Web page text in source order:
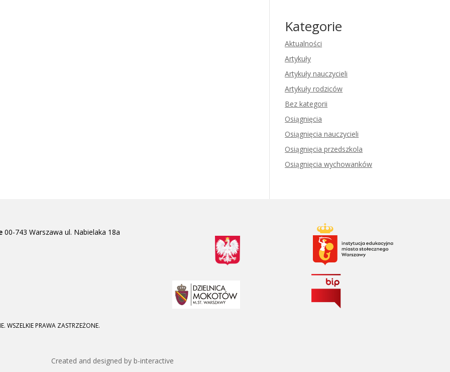
Kategorie
Aktualności
Artykuły
Artykuły nauczycieli
Artykuły rodziców
Bez kategorii
Osiągnięcia
Osiągnięcia nauczycieli
Osiągnięcia przedszkola
Osiągnięcia wychowanków
00-743 Warszawa ul. Nabielaka 18a
WSZELKIE PRAWA ZASTRZEŻONE.
Created and designed by b-interactive